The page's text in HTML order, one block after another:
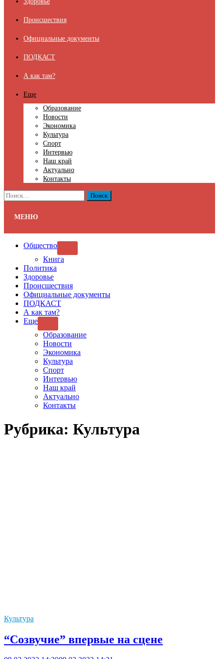
Происшествия
Официальные документы
ПОДКАСТ
А как там?
Еще
Образование
Новости
Экономика
Культура
Спорт
Интервью
Наш край
Актуально
Контакты
Найти:
МЕНЮ
Общество
Книга
Политика
Здоровье
Происшествия
Официальные документы
ПОДКАСТ
А как там?
Еще
SUB
MENU
Образование
Новости
Экономика
Культура
Спорт
Интервью
Наш край
Актуально
Контакты
Рубрика: Культура
Культура
“Созвучие” впервые на сцене